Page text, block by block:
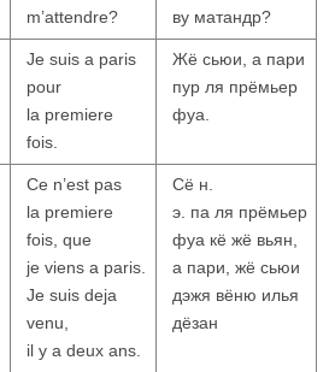
m’attendre?
ву матандр?
Je suis a paris
pour
la premiere
fois.
Жё сьюи, а пари
пур ля прёмьер
фуа.
Ce n’est pas
la premiere
fois, que
je viens a paris.
Je suis deja
venu,
il y a deux ans.
Сё н.
э. па ля прёмьер
фуа кё жё вьян,
а пари, жё сьюи
дэжя вёню илья
дёзан